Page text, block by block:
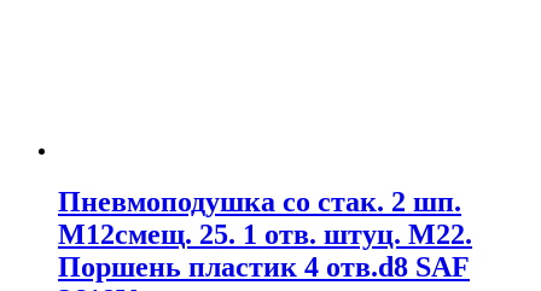
Пневмоподушка со стак. 2 шп.
M12смещ. 25. 1 отв. штуц. M22.
Поршень пластик 4 отв.d8 SAF